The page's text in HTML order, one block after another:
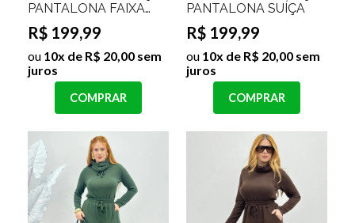
PANTALONA FAIXA
LATERAL IRLANDA
R$ 199,99
ou 10x de R$ 20,00 sem
juros
COMPRAR
PANTALONA SUÍÇA
R$ 199,99
ou 10x de R$ 20,00 sem
juros
COMPRAR